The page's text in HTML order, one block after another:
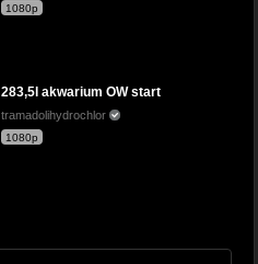
1080p
283,5l akwarium OW start
tramadolihydrochlor
1080p